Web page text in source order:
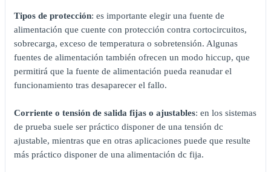
Tipos de protección: es importante elegir una fuente de
alimentación que cuente con protección contra cortocircuitos,
sobrecarga, exceso de temperatura o sobretensión. Algunas
fuentes de alimentación también ofrecen un modo hiccup, que
permitirá que la fuente de alimentación pueda reanudar el
funcionamiento tras desaparecer el fallo.
Corriente o tensión de salida fijas o ajustables: en los sistemas
de prueba suele ser práctico disponer de una tensión dc
ajustable, mientras que en otras aplicaciones puede que resulte
más práctico disponer de una alimentación dc fija.